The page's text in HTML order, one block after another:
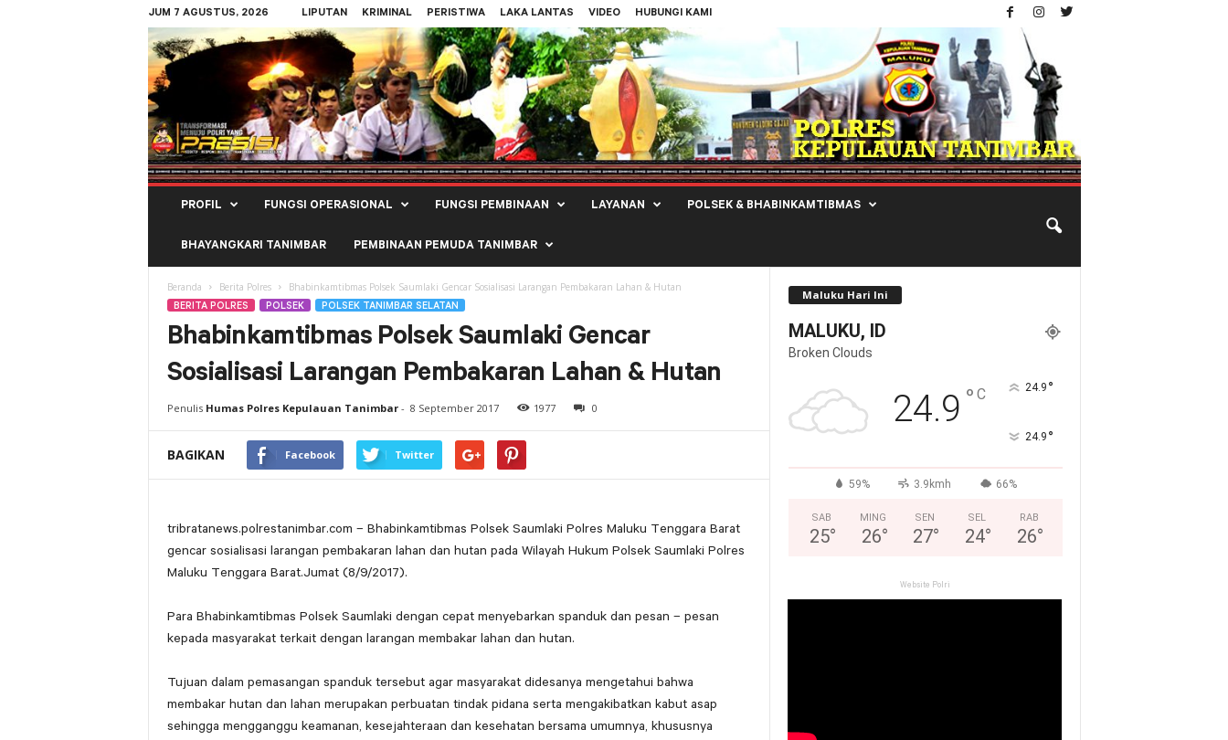
JUM 7 AGUSTUS, 2026 LIPUTAN KRIMINAL PERISTIWA LAKA LANTAS VIDEO HUBUNGI KAMI
Polres
Kepulauan
PROFIL FUNGSI OPERASIONAL FUNGSI PEMBINAAN LAYANAN POLSEK & BHABINKAMTIBMAS
BHAYANGKARI TANIMBAR PEMBINAAN PEMUDA TANIMBAR
Beranda Berita Polres Bhabinkamtibmas Polsek Saumlaki Gencar Sosialisasi Larangan Pembakaran Lahan & Hutan
BERITA POLRES POLSEK POLSEK TANIMBAR SELATAN
Bhabinkamtibmas Polsek Saumlaki Gencar
Sosialisasi Larangan Pembakaran Lahan & Hutan
Penulis Humas Polres Kepulauan Tanimbar- 8 September 2017 1977 0
BAGIKAN Facebook Twitter
tribratanews.polrestanimbar.com – Bhabinkamtibmas Polsek Saumlaki Polres Maluku Tenggara Barat
gencar sosialisasi larangan pembakaran lahan dan hutan pada Wilayah Hukum Polsek Saumlaki Polres
Maluku Tenggara Barat.Jumat (8/9/2017).
Para Bhabinkamtibmas Polsek Saumlaki dengan cepat menyebarkan spanduk dan pesan – pesan
kepada masyarakat terkait dengan larangan membakar lahan dan hutan.
Tujuan dalam pemasangan spanduk tersebut agar masyarakat didesanya mengetahui bahwa
membakar hutan dan lahan merupakan perbuatan tindak pidana serta mengakibatkan kabut asap
sehingga mengganggu keamanan, kesejahteraan dan kesehatan bersama umumnya, khususnya
Maluku Hari Ini
MALUKU, ID
Broken Clouds
24.9 ° C 24.9 °
24.9 °
59% 3.9kmh 66%
SAB
25°
MING
26°
SEN
27°
SEL
24°
RAB
26°
Website Polri